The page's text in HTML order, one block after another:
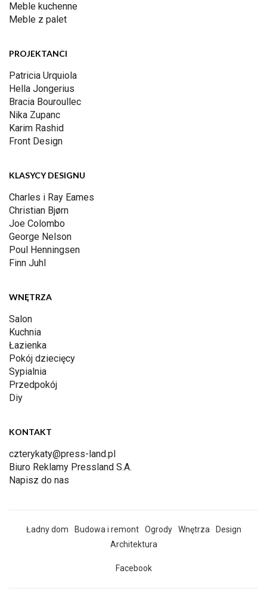
Meble kuchenne
Meble z palet
PROJEKTANCI
Patricia Urquiola
Hella Jongerius
Bracia Bouroullec
Nika Zupanc
Karim Rashid
Front Design
KLASYCY DESIGNU
Charles i Ray Eames
Christian Bjørn
Joe Colombo
George Nelson
Poul Henningsen
Finn Juhl
WNĘTRZA
Salon
Kuchnia
Łazienka
Pokój dziecięcy
Sypialnia
Przedpokój
Diy
KONTAKT
czterykaty@press-land.pl
Biuro Reklamy Pressland S.A.
Napisz do nas
Ładny dom Budowa i remont Ogrody Wnętrza
Design
Architektura
Facebook